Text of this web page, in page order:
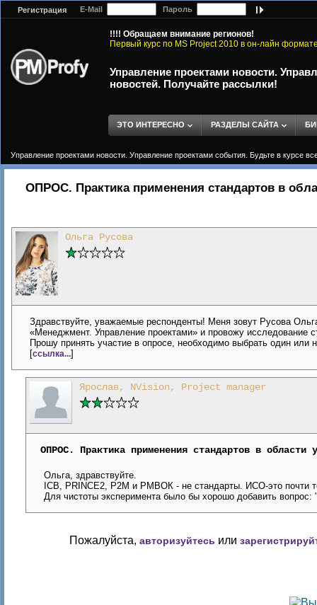
Регистрация E-Mail Пароль
!!!! Обращаем внимание регионов!
Первый курс по MS Project 2010 в он-лайн
Управление проектами новости.
новостей. Получайте рассылки!
ЭТО ИНТЕРЕСНО РАЗДЕЛЫ САЙТА
Управление проектами новости. Управление проектами события. Будьте в курсе
ОПРОС. Практика применения стандартов в
Ольга Русова
Здравствуйте, уважаемые респонденты! Меня зовут Русова
«Менеджмент. Управление проектами» и провожу исследование
Прошу принять участие в опросе, необходимо выбрать один или
[ссылка...]
Ярослав, NVision, Project manager
ОПРОС. Практика применения стандартов в области
Ольга, здравствуйте.
ICB, PRINCE2, P2M и РМВОК - не стандарты. ИСО-это
Для чистоты эксперимента было бы хорошо добавить
Пожалуйста, авторизуйтесь или